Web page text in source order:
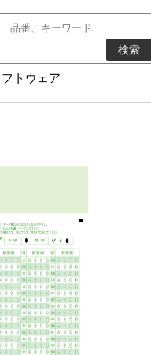
検索
フトウェア